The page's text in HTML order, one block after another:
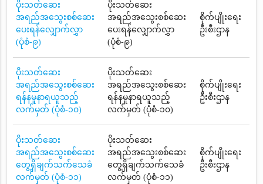
ပိုးသတ်ဆေး
အရည်အသွေးစစ်ဆေး
ပေးရန်လျှောက်လွှာ
(ပုံစံ-၉)
ပိုးသတ်ဆေး
အရည်အသွေးစစ်ဆေး
ပေးရန်လျှောက်လွှာ
(ပုံစံ-၉)
စိုက်ပျိုးရေး
ဦးစီးဌာန
ပိုးသတ်ဆေး
အရည်အသွေးစစ်ဆေး
ရန်နမူနာရယူသည့်
လက်မှတ် (ပုံစံ-၁၀)
ပိုးသတ်ဆေး
အရည်အသွေးစစ်ဆေး
ရန်နမူနာရယူသည့်
လက်မှတ် (ပုံစံ-၁၀)
စိုက်ပျိုးရေး
ဦးစီးဌာန
ပိုးသတ်ဆေး
အရည်အသွေးစစ်ဆေး
တွေ့ရှိချက်သက်သေခံ
လက်မှတ် (ပုံစံ-၁၁)
ပိုးသတ်ဆေး
အရည်အသွေးစစ်ဆေး
တွေ့ရှိချက်သက်သေခံ
လက်မှတ် (ပုံစံ-၁၁)
စိုက်ပျိုးရေး
ဦးစီးဌာန